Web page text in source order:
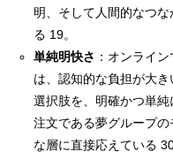
明、そして人間的なつ
る 19。
単純明快さ ：オンライ
は、認知的な負担が大
選択肢を、明確かつ単
注文である夢グループ
な層に直接応えている 30